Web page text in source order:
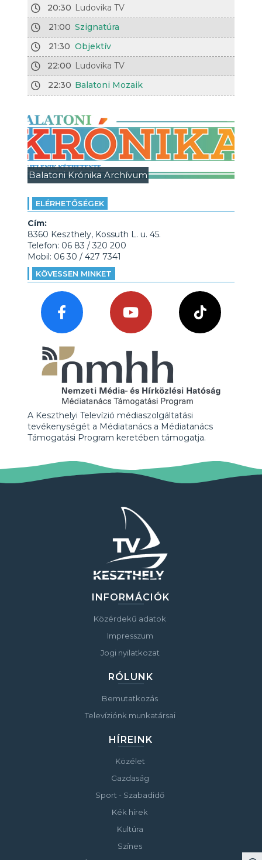
20:30 Ludovika TV
21:00 Szignatúra
21:30 Objektív
22:00 Ludovika TV
22:30 Balatoni Mozaik
Balatoni Krónika Archívum
ELÉRHETŐSÉGEK
Cím:
8360 Keszthely, Kossuth L. u. 45.
Telefon: 06 83 / 320 200
Mobil: 06 30 / 427 7341
KÖVESSEN MINKET
A Keszthelyi Televízió médiaszolgáltatási
tevékenységét a Médiatanács a Médiatanács
Támogatási Program keretében támogatja.
INFORMÁCIÓK
Közérdekű adatok
Impresszum
Jogi nyilatkozat
RÓLUNK
Bemutatkozás
Televíziónk munkatársai
HÍREINK
Közélet
Gazdaság
Sport - Szabadidő
Kék hírek
Kultúra
Színes